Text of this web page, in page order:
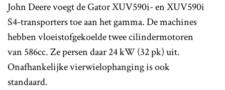
John Deere voegt de Gator XUV590i- en XUV590i
S4-transporters toe aan het gamma. De machines
hebben vloeistofgekoelde twee cilindermotoren
van 586cc. Ze persen daar 24 kW (32 pk) uit.
Onafhankelijke vierwielophanging is ook
standaard.